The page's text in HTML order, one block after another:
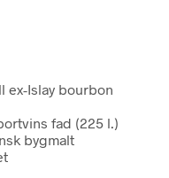
ex-Islay bourbon
fad (225 l.)
bygmalt